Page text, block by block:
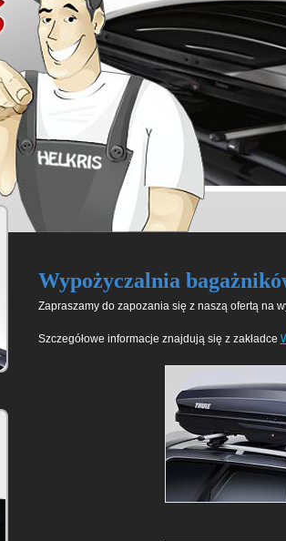
Wypożyczalnia
Zapraszamy do zapozania się z naszą ofertą na
Szczegółowe informacje znajdują się z zakładce